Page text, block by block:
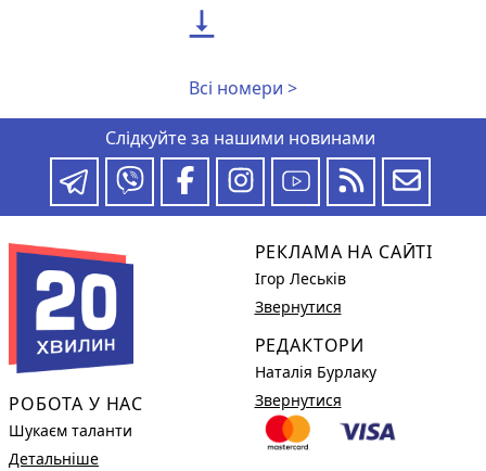

Всі номери >
Слідкуйте за нашими новинами
РОБОТА У НАС
Шукаєм таланти
Детальніше
РЕКЛАМА НА САЙТІ
Ігор Леськів
Звернутися
РЕДАКТОРИ
Наталія Бурлаку
Звернутися